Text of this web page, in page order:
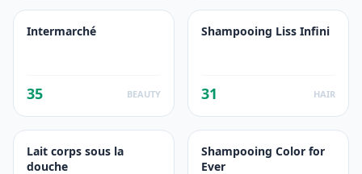
Intermarché
35 BEAUTY
Shampooing Liss Infini
31 HAIR
Lait corps sous la
douche
Shampooing Color for
Ever